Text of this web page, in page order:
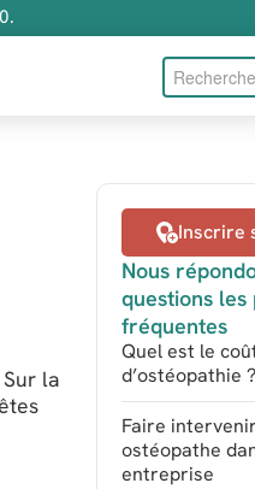
la
Inscrire
Nous
questions les
fréquentes
Quel est le
d’ostéopathie ?
Faire
ostéopathe
entreprise